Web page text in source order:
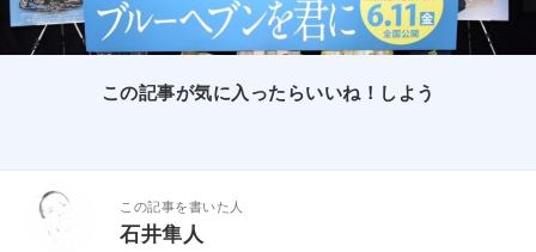
この記事が気に入ったらいいね！しよう
この記事を書いた人
石井隼人